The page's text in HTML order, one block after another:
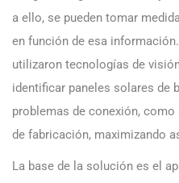
a ello, se pueden tomar
en función de esa
utilizaron tecnologías de
identificar paneles solares de
problemas de conexión,
de fabricación, maximizando
La base de la solución es el